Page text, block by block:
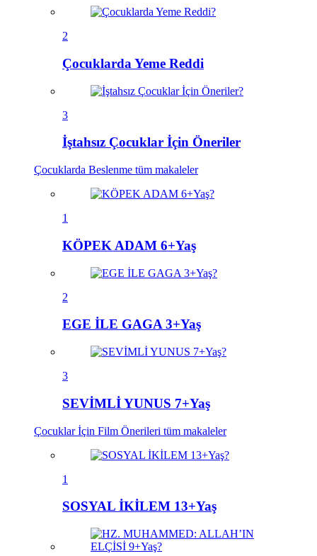
2
Çocuklarda Yeme Reddi
3
İştahsız Çocuklar İçin Öneriler
Çocuklarda Beslenme tüm makaleler
1
KÖPEK ADAM 6+Yaş
2
EGE İLE GAGA 3+Yaş
3
SEVİMLİ YUNUS 7+Yaş
Çocuklar İçin Film Önerileri tüm makaleler
1
SOSYAL İKİLEM 13+Yaş